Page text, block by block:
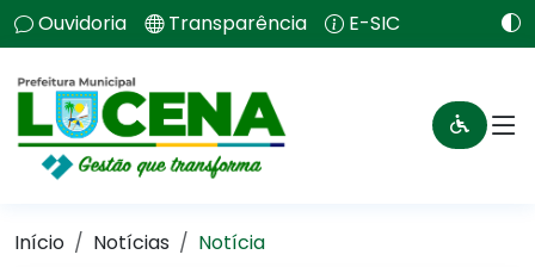
Ouvidoria Transparência E-SIC
Início Notícias Notícia